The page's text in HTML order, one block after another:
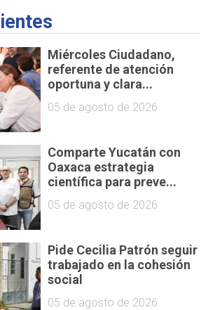
Miércoles Ciudadano,
referente de atención
oportuna y clara...
05 de agosto de 2026
Comparte Yucatán con
Oaxaca estrategia
científica para preve...
05 de agosto de 2026
Pide Cecilia Patrón seguir
trabajado en la cohesión
social
05 de agosto de 2026